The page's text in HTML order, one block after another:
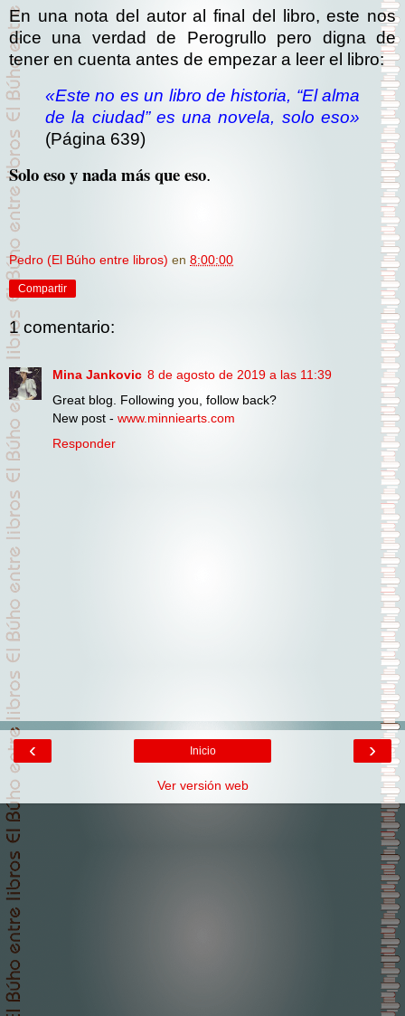
En una nota del autor al final del libro, este nos
dice una verdad de Perogrullo pero digna de
tener en cuenta antes de empezar a leer el libro:
«Este no es un libro de historia, “El alma
de la ciudad” es una novela, solo eso»
(Página 639)
Solo eso y nada más que eso.
Pedro (El Búho entre libros) en 8:00:00
Compartir
1 comentario:
Mina Jankovic 8 de agosto de 2019 a las 11:39
Great blog. Following you, follow back?
New post - www.minniearts.com
Responder
‹ ›
Inicio
Ver versión web